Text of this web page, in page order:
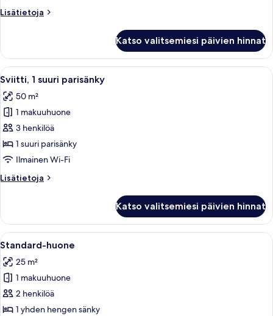
Floor)
Lisätietoja
Lisätietoja
suuri
parisänky
(High
Katso valitsemiesi päivien hinnat
Avaa
kaikki
huonetyypin
Sviitti,
1
suuri
parisänky
Sviitti, 1 suuri parisänky |
12
Sviitti, 1 suuri parisänky
50 m²
1 makuuhuone
3 henkilöä
1 suuri parisänky
Ilmainen Wi-Fi
Lisätietoja
Lisätietoja
suuri
parisänky
Katso valitsemiesi päivien hinnat
Avaa
kaikki
huonetyypin
Standard-
huone
kuvat
Hotellihuone, jossa on sänky,
12
Standard-huone
25 m²
1 makuuhuone
2 henkilöä
1 yhden hengen sänky